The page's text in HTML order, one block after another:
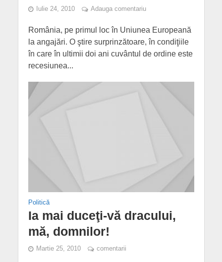
Iulie 24, 2010 Adauga comentariu
România, pe primul loc în Uniunea Europeană
la angajări. O ştire surprinzătoare, în condiţiile
în care în ultimii doi ani cuvântul de ordine este
recesiunea...
Politică
Ia mai duceţi-vă dracului,
mă, domnilor!
Martie 25, 2010 comentarii